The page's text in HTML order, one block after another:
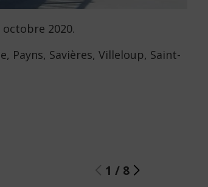
2020.
Payns, Savières, Villeloup, Saint-
1 / 8